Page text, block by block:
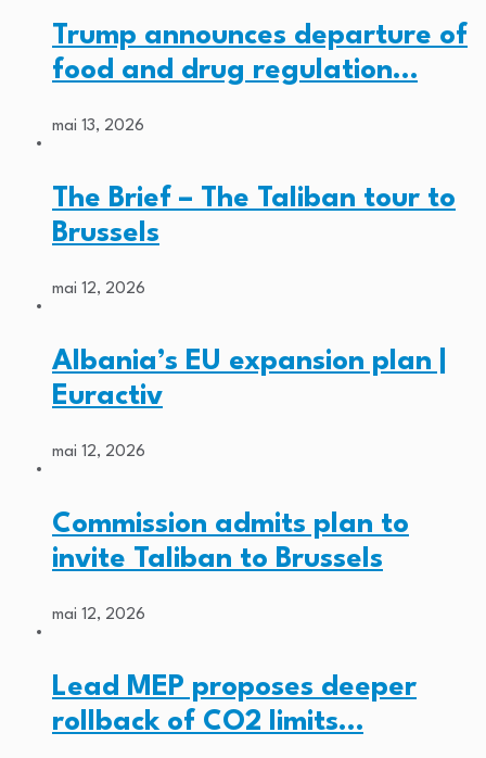
Trump announces departure of
food and drug regulation…
mai 13, 2026
The Brief – The Taliban tour to
Brussels
mai 12, 2026
Albania’s EU expansion plan |
Euractiv
mai 12, 2026
Commission admits plan to
invite Taliban to Brussels
mai 12, 2026
Lead MEP proposes deeper
rollback of CO2 limits…